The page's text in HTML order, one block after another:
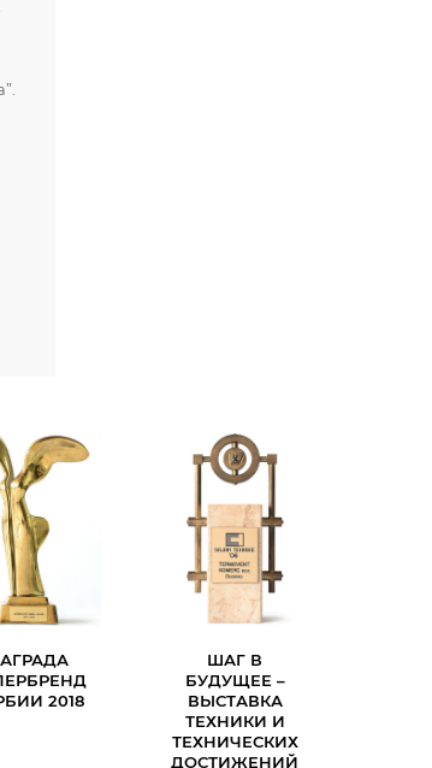
2018
ШАГ В
БУДУЩЕЕ –
ВЫСТАВКА
ТЕХНИКИ И
ТЕХНИЧЕСКИХ
ДОСТИЖЕНИЙ